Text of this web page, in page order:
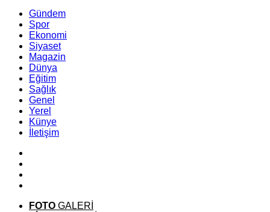
Gündem
Spor
Ekonomi
Siyaset
Magazin
Dünya
Eğitim
Sağlık
Genel
Yerel
Künye
İletişim
FOTO GALERİ